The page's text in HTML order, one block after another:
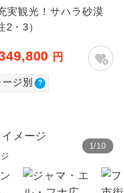
実観光！サハラ砂漠
・3）
円
ジ別
1/10
ジ
子供（2歳以上12
りません。別途お
料金確定後、お知
出発空港だけで
金にて飛行機や
をご希望の場合
で連絡ください。
録されている文化遺産や自
るコースです。
に露天風呂が付いていま
に大浴場が付いています。